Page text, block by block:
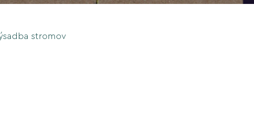
stromov